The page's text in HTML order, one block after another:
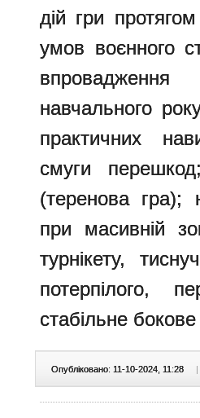
дій гри
умов воєнного
навчального
практичних
смуги
(теренова гра);
при масивній
турнікету,
потерпілого,
стабільне
Опубліковано: 11-10-2024, 11:28 |